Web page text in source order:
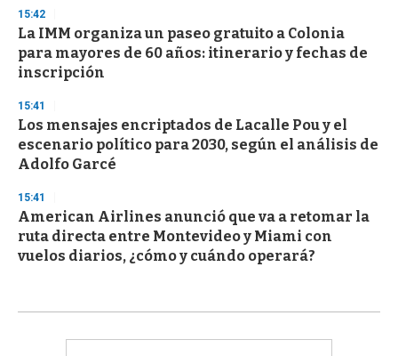
15:42
La IMM organiza un paseo gratuito a Colonia
para mayores de 60 años: itinerario y fechas de
inscripción
15:41
Los mensajes encriptados de Lacalle Pou y el
escenario político para 2030, según el análisis de
Adolfo Garcé
15:41
American Airlines anunció que va a retomar la
ruta directa entre Montevideo y Miami con
vuelos diarios, ¿cómo y cuándo operará?